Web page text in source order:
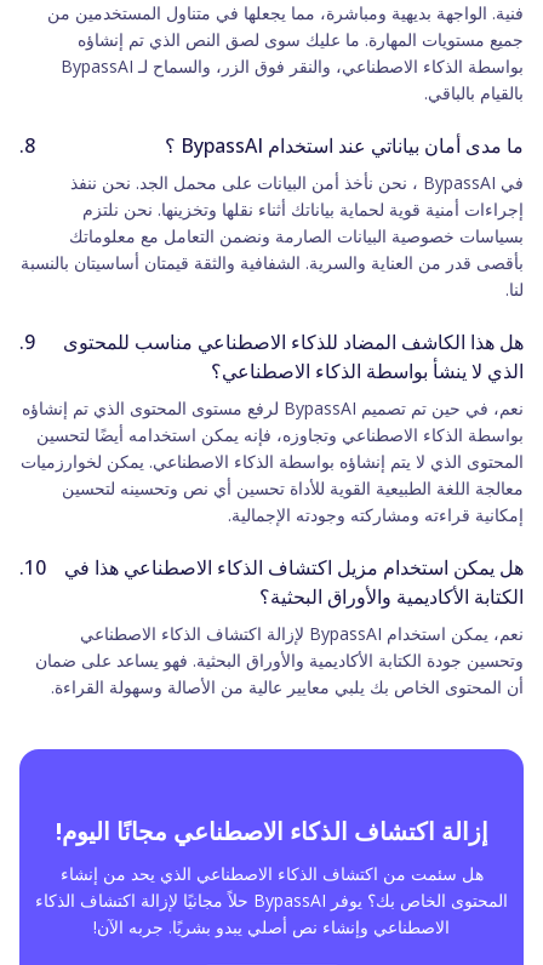
فنية. الواجهة بديهية ومباشرة، مما يجعلها في متناول المستخدمين من
جميع مستويات المهارة. ما عليك سوى لصق النص الذي تم إنشاؤه
بواسطة الذكاء الاصطناعي، والنقر فوق الزر، والسماح لـ BypassAI
بالقيام بالباقي.
ما مدى أمان بياناتي عند استخدام BypassAI ؟
في BypassAI ، نحن نأخذ أمن البيانات على محمل الجد. نحن ننفذ
إجراءات أمنية قوية لحماية بياناتك أثناء نقلها وتخزينها. نحن نلتزم
بسياسات خصوصية البيانات الصارمة ونضمن التعامل مع معلوماتك
بأقصى قدر من العناية والسرية. الشفافية والثقة قيمتان أساسيتان بالنسبة
لنا.
هل هذا الكاشف المضاد للذكاء الاصطناعي مناسب للمحتوى
الذي لا ينشأ بواسطة الذكاء الاصطناعي؟
نعم، في حين تم تصميم BypassAI لرفع مستوى المحتوى الذي تم إنشاؤه
بواسطة الذكاء الاصطناعي وتجاوزه، فإنه يمكن استخدامه أيضًا لتحسين
المحتوى الذي لا يتم إنشاؤه بواسطة الذكاء الاصطناعي. يمكن لخوارزميات
معالجة اللغة الطبيعية القوية للأداة تحسين أي نص وتحسينه لتحسين
إمكانية قراءته ومشاركته وجودته الإجمالية.
هل يمكن استخدام مزيل اكتشاف الذكاء الاصطناعي هذا في
الكتابة الأكاديمية والأوراق البحثية؟
نعم، يمكن استخدام BypassAI لإزالة اكتشاف الذكاء الاصطناعي
وتحسين جودة الكتابة الأكاديمية والأوراق البحثية. فهو يساعد على ضمان
أن المحتوى الخاص بك يلبي معايير عالية من الأصالة وسهولة القراءة.
إزالة اكتشاف الذكاء الاصطناعي مجانًا اليوم!
هل سئمت من اكتشاف الذكاء الاصطناعي الذي يحد من إنشاء
المحتوى الخاص بك؟ يوفر BypassAI حلاً مجانيًا لإزالة اكتشاف الذكاء
الاصطناعي وإنشاء نص أصلي يبدو بشريًا. جربه الآن!